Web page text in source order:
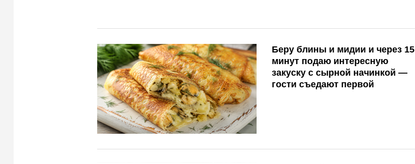
Беру блины и мидии и через 15
минут подаю интересную
закуску с сырной начинкой —
гости съедают первой